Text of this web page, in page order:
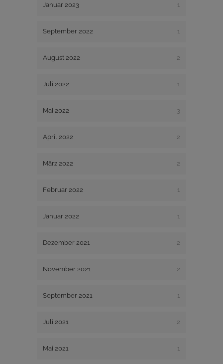
Januar 2023 1
September 2022 1
August 2022 2
Juli 2022 1
Mai 2022 3
April 2022 2
März 2022 2
Februar 2022 1
Januar 2022 1
Dezember 2021 2
November 2021 2
September 2021 1
Juli 2021 2
Mai 2021 1